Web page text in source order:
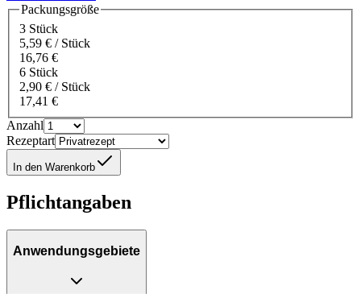
Packungsgröße
3 Stück
5,59 € / Stück
16,76 €
6 Stück
2,90 € / Stück
17,41 €
Anzahl
Rezeptart
In den Warenkorb
Pflichtangaben
Anwendungsgebiete